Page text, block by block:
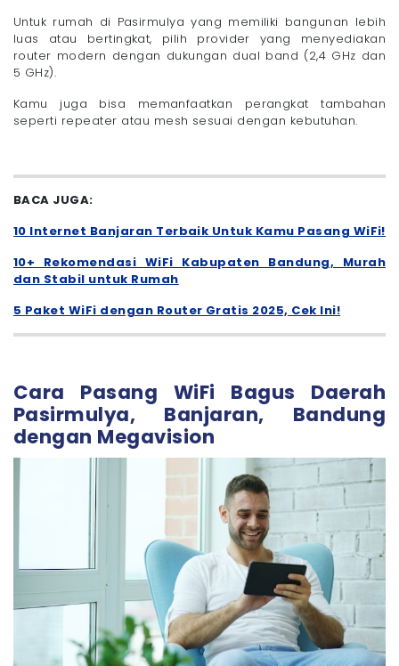
Untuk rumah di Pasirmulya yang memiliki bangunan lebih
luas atau bertingkat, pilih provider yang menyediakan
router modern dengan dukungan dual band (2,4 GHz dan
5 GHz).
Kamu juga bisa memanfaatkan perangkat tambahan
seperti repeater atau mesh sesuai dengan kebutuhan.
BACA JUGA:
10 Internet Banjaran Terbaik Untuk Kamu Pasang WiFi!
10+ Rekomendasi WiFi Kabupaten Bandung, Murah
dan Stabil untuk Rumah
5 Paket WiFi dengan Router Gratis 2025, Cek Ini!
Cara Pasang WiFi Bagus Daerah
Pasirmulya, Banjaran, Bandung
dengan Megavision